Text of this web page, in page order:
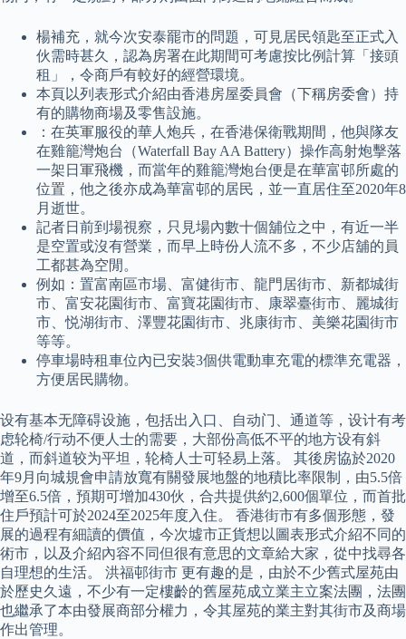
楊補充，就今次安泰罷市的問題，可見居民領匙至正式入
伙需時甚久，認為房署在此期間可考慮按比例計算「接頭
租」，令商戶有較好的經營環境。
本頁以列表形式介紹由香港房屋委員會（下稱房委會）持
有的購物商場及零售設施。
：在英軍服役的華人炮兵，在香港保衛戰期間，他與隊友
在雞籠灣炮台（Waterfall Bay AA Battery）操作高射炮擊落
一架日軍飛機，而當年的雞籠灣炮台便是在華富邨所處的
位置，他之後亦成為華富邨的居民，並一直居住至2020年8
月逝世。
記者日前到場視察，只見場內數十個舖位之中，有近一半
是空置或沒有營業，而早上時份人流不多，不少店舖的員
工都甚為空閒。
例如：置富南區市場、富健街市、龍門居街市、新都城街
市、富安花園街市、富寶花園街市、康翠臺街市、麗城街
市、悦湖街市、澤豐花園街市、兆康街市、美樂花園街市
等等。
停車場時租車位內已安裝3個供電動車充電的標準充電器，
方便居民購物。
设有基本无障碍设施，包括出入口、自动门、通道等，设计有考
虑轮椅/行动不便人士的需要，大部份高低不平的地方设有斜
道，而斜道较为平坦，轮椅人士可轻易上落。 其後房協於2020
年9月向城規會申請放寬有關發展地盤的地積比率限制，由5.5倍
增至6.5倍，預期可增加430伙，合共提供約2,600個單位，而首批
住戶預計可於2024至2025年度入住。 香港街市有多個形態，發
展的過程有細讀的價值，今次墟市正貨想以圖表形式介紹不同的
術市，以及介紹內容不同但很有意思的文章給大家，從中找尋各
自理想的生活。 洪福邨街市 更有趣的是，由於不少舊式屋苑由
於歷史久遠，不少有一定樓齡的舊屋苑成立業主立案法團，法團
也繼承了本由發展商部分權力，令其屋苑的業主對其街市及商場
作出管理。